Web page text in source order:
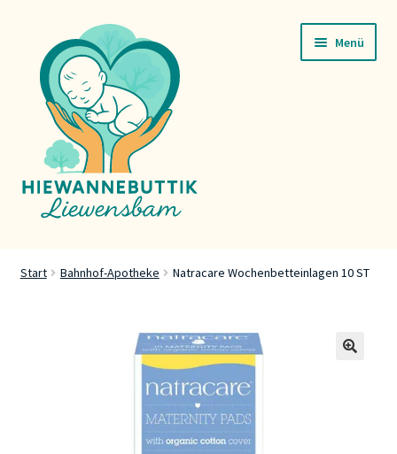
Navigation
springen
Inhalt
springen
Menü
Start Bahnhof-Apotheke Natracare Wochenbetteinlagen 10 ST